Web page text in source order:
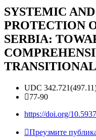
SYSTEMIC
PROTECTION
SERBIA:
UDC
77-90
https://doi.org/
Преузмите